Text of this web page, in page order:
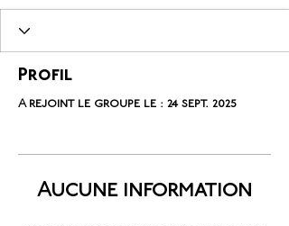
Profil
A rejoint le groupe le : 24 sept. 2025
Aucune information